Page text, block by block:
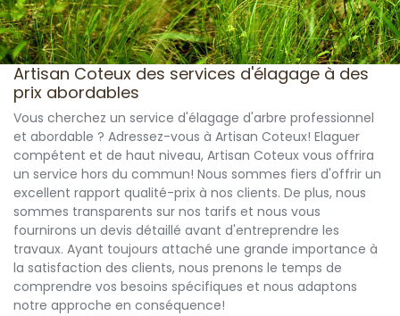
Artisan Coteux des services d'élagage à des
prix abordables
Vous cherchez un service d'élagage d'arbre professionnel
et abordable ? Adressez-vous à Artisan Coteux! Elaguer
compétent et de haut niveau, Artisan Coteux vous offrira
un service hors du commun! Nous sommes fiers d'offrir un
excellent rapport qualité-prix à nos clients. De plus, nous
sommes transparents sur nos tarifs et nous vous
fournirons un devis détaillé avant d'entreprendre les
travaux. Ayant toujours attaché une grande importance à
la satisfaction des clients, nous prenons le temps de
comprendre vos besoins spécifiques et nous adaptons
notre approche en conséquence!